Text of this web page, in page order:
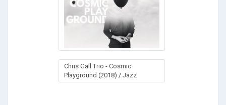
Chris Gall Trio - Cosmic
Playground (2018) / Jazz